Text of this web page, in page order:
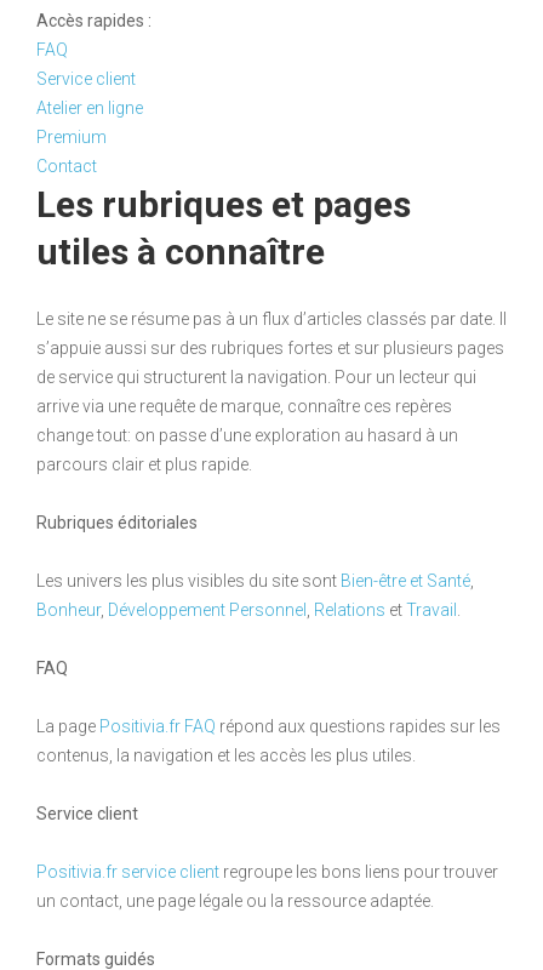
Accès rapides :
FAQ
Service client
Atelier en ligne
Premium
Contact
Les rubriques et pages
utiles à connaître
Le site ne se résume pas à un flux d’articles classés par date. Il
s’appuie aussi sur des rubriques fortes et sur plusieurs pages
de service qui structurent la navigation. Pour un lecteur qui
arrive via une requête de marque, connaître ces repères
change tout: on passe d’une exploration au hasard à un
parcours clair et plus rapide.
Rubriques éditoriales
Les univers les plus visibles du site sont Bien-être et Santé
Bonheur, Développement Personnel Relations etTravail
FAQ
La page Positivia.fr FAQ répond aux questions rapides sur les
contenus, la navigation et les accès les plus utiles.
Service client
Positivia.fr service client regroupe les bons liens pour trouver
un contact, une page légale ou la ressource adaptée.
Formats guidés